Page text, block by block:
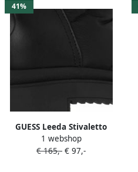
41%
GUESS Leeda Stivaletto
Dames Boots Zwart
1 webshop
€ 165,- € 97,-